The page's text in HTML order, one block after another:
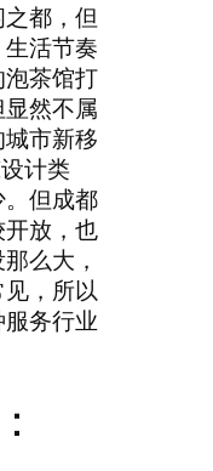
都，但
活节奏
茶馆打
然不属
市新移
计类
但成都
放，也
么大，
，所以
务行业